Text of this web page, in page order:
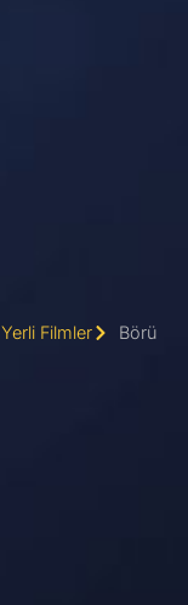
Yerli Filmler Börü